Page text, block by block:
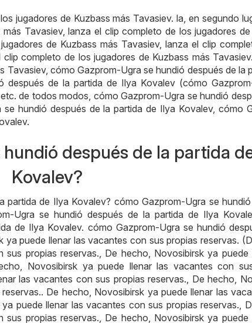
jugadores de Kuzbass más Tavasiev. la, en segundo
Tavasiev, lanza el clip completo de los jugadores
de Kuzbass más Tavasiev, lanza el clip
completo de los jugadores de Kuzbass más
Tavasiev, cómo Gazprom-Ugra se hundió después de la
después de la partida de Ilya Kovalev (cómo
de todos modos, cómo Gazprom-Ugra se hundió
hundió después de la partida de Ilya Kovalev, cómo
después de la partida
Kovalev?
partida de Ilya Kovalev? cómo Gazprom-Ugra se
Ugra se hundió después de la partida de Ilya
de Ilya Kovalev. cómo Gazprom-Ugra se hundió
puede llenar las vacantes con sus propias reservas.
propias reservas., De hecho, Novosibirsk ya puede
Novosibirsk ya puede llenar las vacantes con
las vacantes con sus propias reservas., De hecho,
De hecho, Novosibirsk ya puede llenar las
puede llenar las vacantes con sus propias reservas.,
propias reservas., De hecho, Novosibirsk ya puede